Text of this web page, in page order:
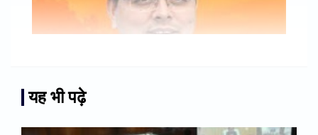
यह भी पढ़े